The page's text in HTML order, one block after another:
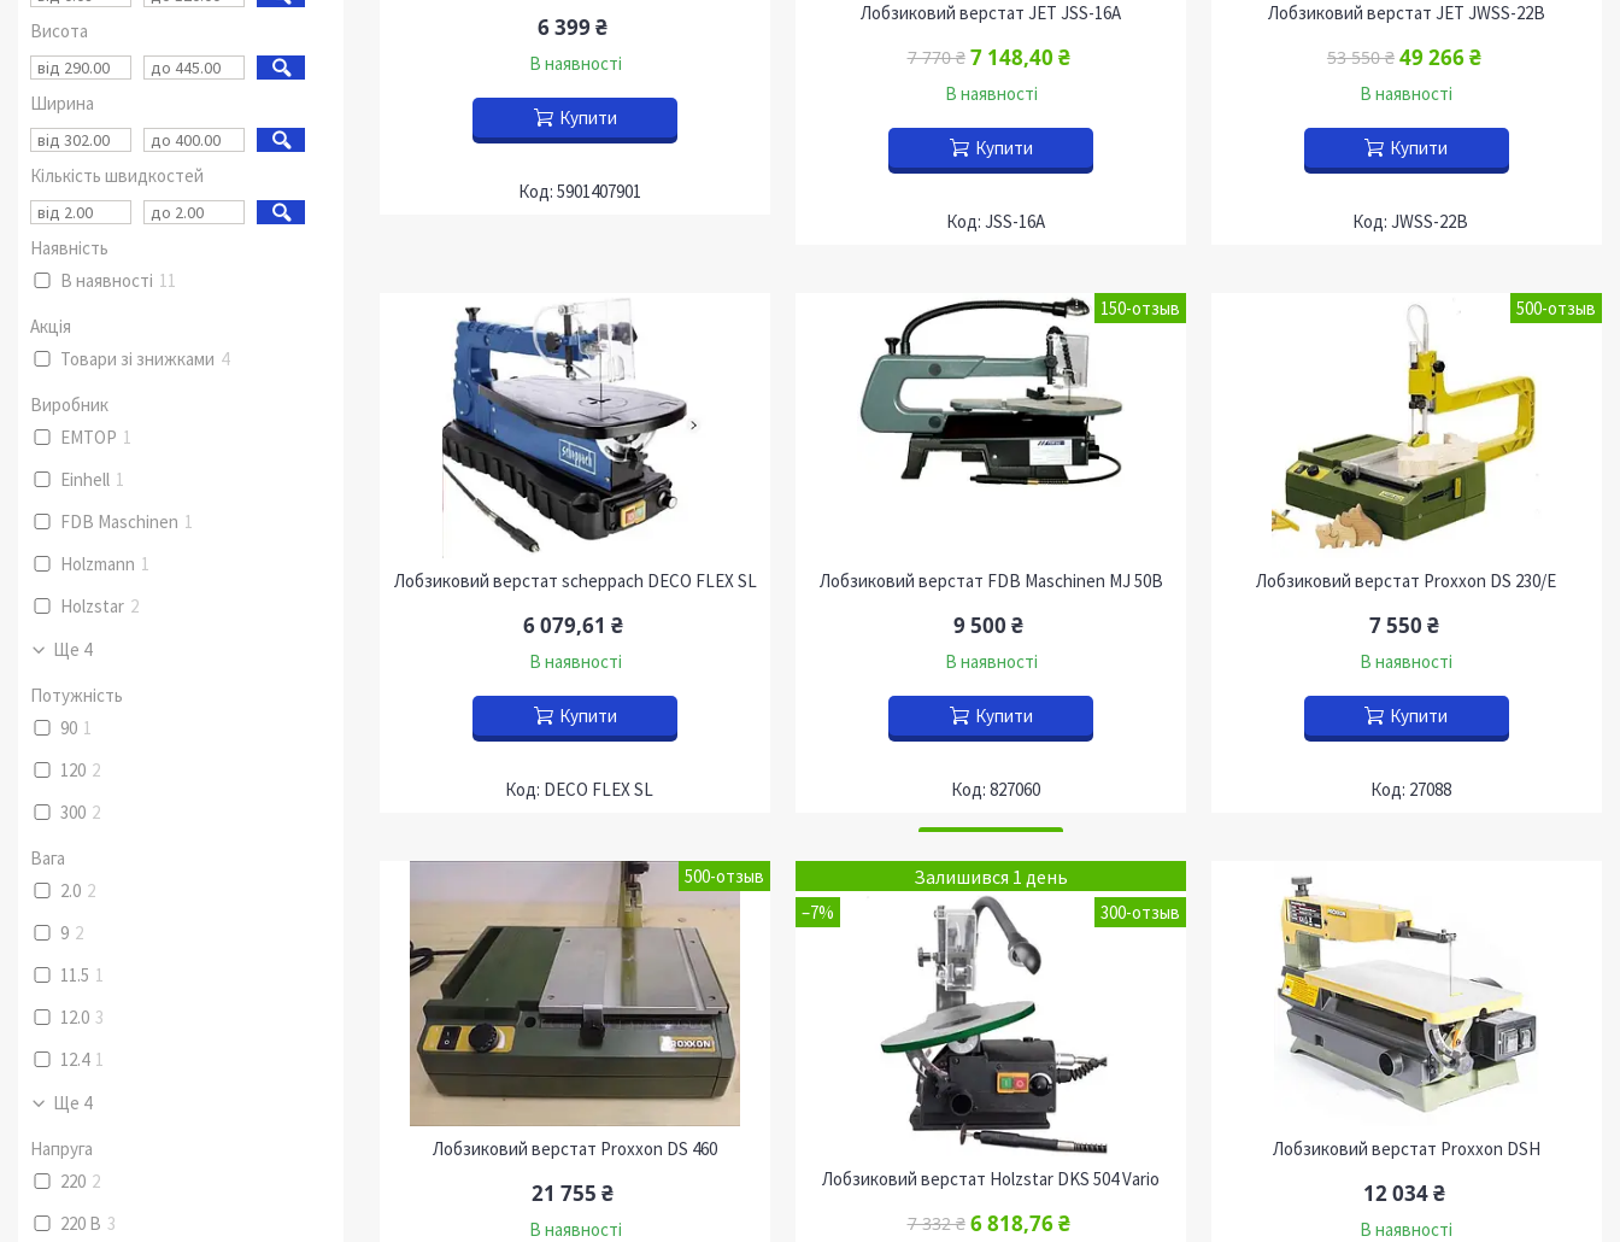
6 399 ₴
В наявності
Купити
5901407901
Лобзиковий верстат JET JSS-16A
7 770 ₴ 7 148,40 ₴
В наявності
Купити
JSS-16A
Лобзиковий верстат JET JWSS-22B
53 550 ₴ 49 266 ₴
В наявності
Купити
JWSS-22B
Лобзиковий верстат scheppach DECO FLEX SL
6 079,61 ₴
В наявності
Купити
DECO FLEX SL
150-отзыв
Лобзиковий верстат FDB Maschinen MJ 50B
9 500 ₴
В наявності
Купити
827060
500-отзыв
Лобзиковий верстат Proxxon DS 230/Е
7 550 ₴
В наявності
Купити
27088
500-отзыв
Лобзиковий верстат Proxxon DS 460
21 755 ₴
В наявності
Залишився 1 день
–7% 300-отзыв
Лобзиковий верстат Holzstar DKS 504 Vario
7 332 ₴ 6 818,76 ₴
Лобзиковий верстат Proxxon DSH
12 034 ₴
В наявності
Висота
Ширина
Кількість швидкостей
Наявність
В наявності 11
Акція
Товари зі знижками 4
Виробник
EMTOP 1
Einhell 1
FDB Maschinen 1
Holzmann 1
Holzstar 2
Ще 4
Потужність
90 1
120 2
300 2
Вага
2.0 2
9 2
11.5 1
12.0 3
12.4 1
Ще 4
Напруга
220 2
220 В 3